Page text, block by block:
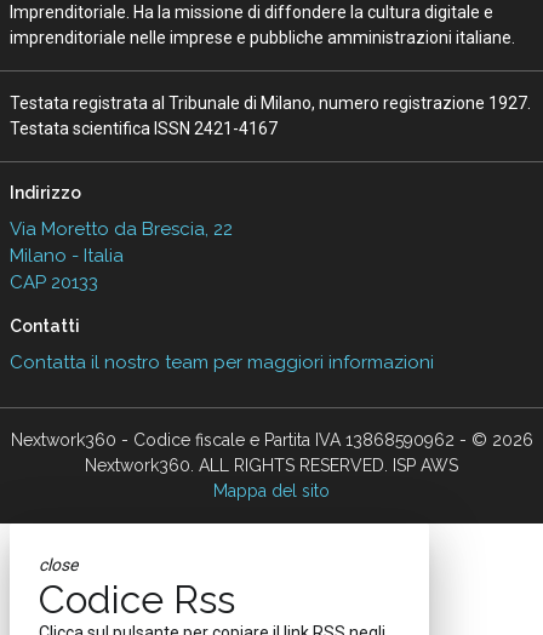
Imprenditoriale. Ha la missione di diffondere la cultura digitale e
imprenditoriale nelle imprese e pubbliche amministrazioni italiane.
Testata registrata al Tribunale di Milano, numero registrazione 1927.
Testata scientifica ISSN 2421-4167
Indirizzo
Via Moretto da Brescia, 22
Milano - Italia
CAP 20133
Contatti
Contatta il nostro team per maggiori informazioni
Nextwork360 - Codice fiscale e Partita IVA 13868590962 - © 2026
Nextwork360. ALL RIGHTS RESERVED. ISP AWS
Mappa del sito
close
Codice Rss